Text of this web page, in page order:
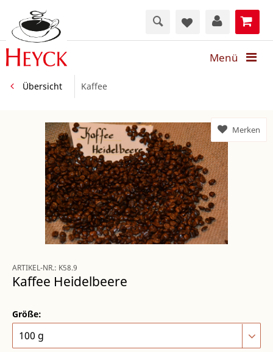
Menü
Übersicht Kaffee
ARTIKEL-NR.: K58.9
Kaffee Heidelbeere
Größe:
Merken